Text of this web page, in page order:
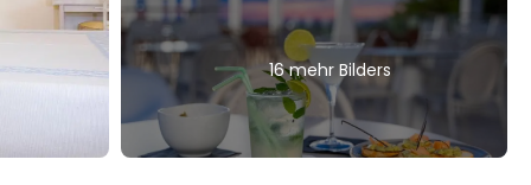
16 mehr Bilders